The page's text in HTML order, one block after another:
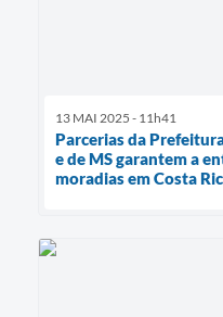
13 MAI 2025 - 11h41
Parcerias da
e de MS garantem a
moradias em Costa